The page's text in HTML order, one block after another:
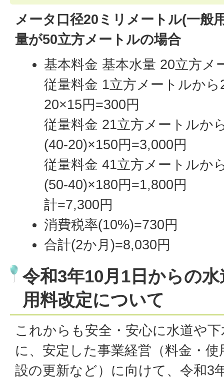
メータ口径20ミリメートル(一般
量が50立方メートルの場合
基本料金 基本水量 20立方メ
従量料金 1立方メートルか
20×15円=300円
従量料金 21立方メートルか
(40-20)×150円=3,000円
従量料金 41立方メートルか
(50-40)×180円=1,800円
計=7,300円
消費税率(10%)=730円
合計(2か月)=8,030円
令和3年10月1日からの
用料改定について
これからも安全・安心に水道や
に、安定した事業経営（料金・
設の更新など）に向けて、令和3